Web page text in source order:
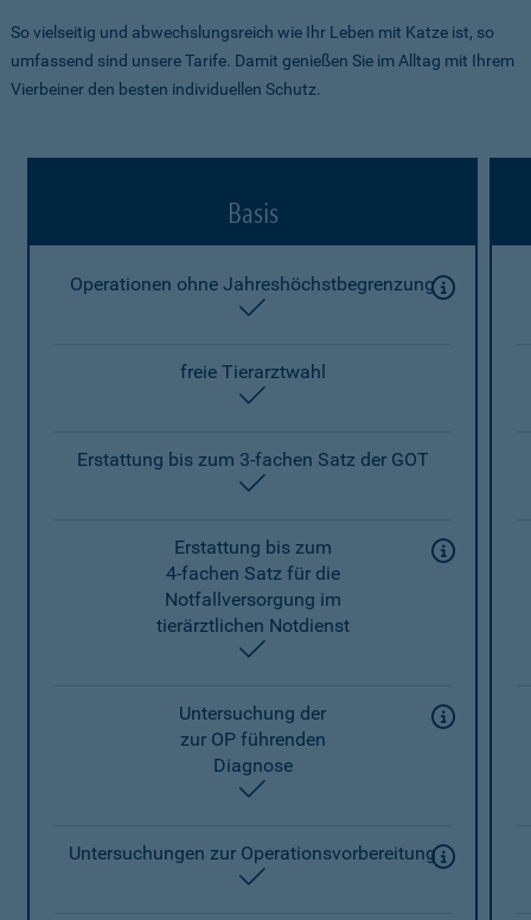
So vielseitig und abwechslungsreich wie Ihr Leben mit Katze ist, so
umfassend sind unsere Tarife. Damit genießen Sie im Alltag mit Ihrem
Vierbeiner den besten individuellen Schutz.
Basis
Operationen ohne Jahreshöchstbegrenzung
freie Tierarztwahl
Erstattung bis zum 3-fachen Satz der GOT
Erstattung bis zum
4-fachen Satz für die
Notfallversorgung im
tierärztlichen Notdienst
Untersuchung der
zur OP führenden
Diagnose
Untersuchungen zur Operationsvorbereitung